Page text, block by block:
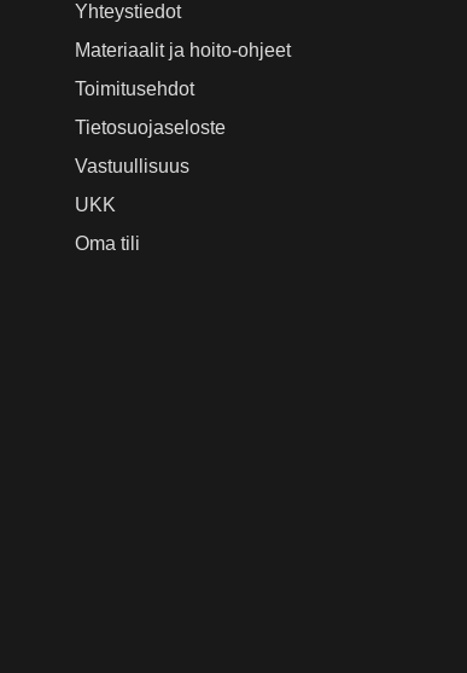
Yhteystiedot
Materiaalit ja hoito-ohjeet
Toimitusehdot
Tietosuojaseloste
Vastuullisuus
UKK
Oma tili